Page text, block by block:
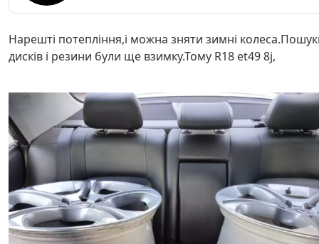
Нарешті потепління,і можна зняти зимні
дисків і резини були ще взимку.Тому R18 et49 8j,